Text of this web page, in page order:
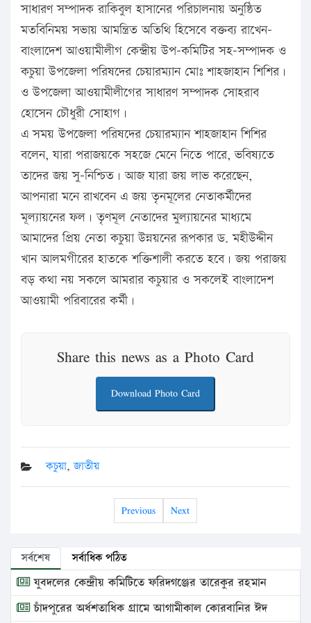
সাধারণ সম্পাদক রাকিবুল হাসানের পরিচালনায় অনুষ্ঠিত
মতবিনিময় সভায় আমন্ত্রিত অতিথি হিসেবে বক্তব্য রাখেন-
বাংলাদেশ আওয়ামীলীগ কেন্দ্রীয় উপ-কমিটির সহ-সম্পাদক ও
কচুয়া উপজেলা পরিষদের চেয়ারম্যান মোঃ শাহজাহান শিশির।
ও উপজেলা আওয়ামীলীগের সাধারণ সম্পাদক সোহরাব
হোসেন চৌধুরী সোহাগ।
এ সময় উপজেলা পরিষদের চেয়ারম্যান শাহজাহান শিশির
বলেন, যারা পরাজয়কে সহজে মেনে নিতে পারে, ভবিষ্যতে
তাদের জয় সু-নিশ্চিত। আজ যারা জয় লাভ করেছেন,
আপনারা মনে রাখবেন এ জয় তৃনমূলের নেতাকর্মীদের
মূল্যায়নের ফল। তৃণমূল নেতাদের মুল্যায়নের মাধ্যমে
আমাদের প্রিয় নেতা কচুয়া উন্নয়নের রূপকার ড. মহীউদ্দীন
খান আলমগীরের হাতকে শক্তিশালী করতে হবে। জয় পরাজয়
বড় কথা নয় সকলে আমরার কচুয়ার ও সকলেই বাংলাদেশ
আওয়ামী পরিবারের কর্মী।
Share this news as a Photo Card
Download Photo Card
কচুয়া,জাতীয়
Previous Next
সর্বশেষ সর্বাধিক পঠিত
যুবদলের কেন্দ্রীয় কমিটিতে ফরিদগঞ্জের তারেকুর রহমান
চাঁদপুরের অর্ধশতাধিক গ্রামে আগামীকাল কোরবানির ঈদ